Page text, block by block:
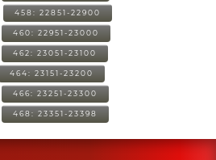
458: 22851-22900
460: 22951-23000
462: 23051-23100
464: 23151-23200
466: 23251-23300
468: 23351-23398